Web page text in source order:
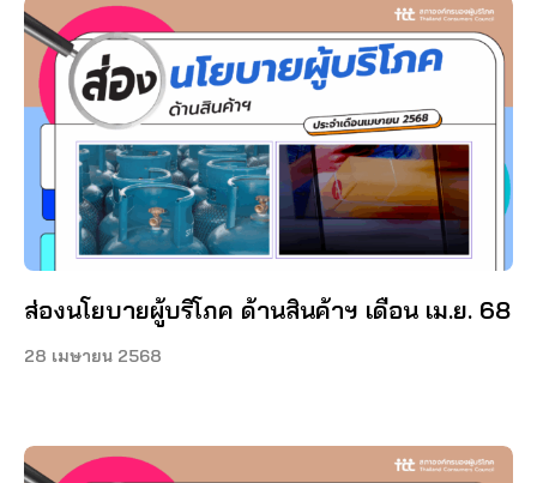
ส่องนโยบายผู้บริโภค ด้านสินค้าฯ เดือน เม.ย. 68
28 เมษายน 2568